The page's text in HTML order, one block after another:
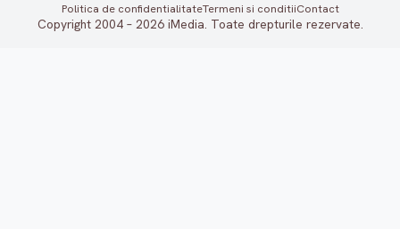
Politica de confidentialitateTermeni si conditiiContact
Copyright 2004 – 2026 iMedia. Toate drepturile rezervate.